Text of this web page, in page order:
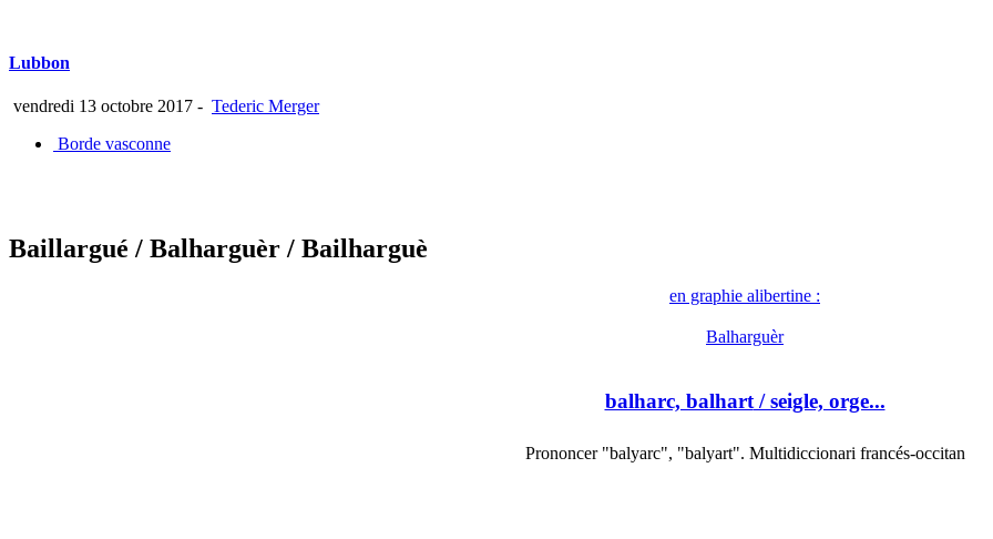
Lubbon
vendredi 13 octobre 2017 - Tederic Merger
Borde vasconne
Baillargué / Balharguèr / Bailharguè
en graphie alibertine :
Balharguèr
balharc, balhart/ seigle, orge...
Prononcer "balyarc", "balyart". Multidiccionari francés-occitan